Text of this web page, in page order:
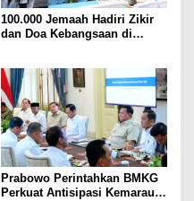
100.000 Jemaah Hadiri Zikir
dan Doa Kebangsaan di
Prabowo Perintahkan BMKG
Perkuat Antisipasi Kemarau